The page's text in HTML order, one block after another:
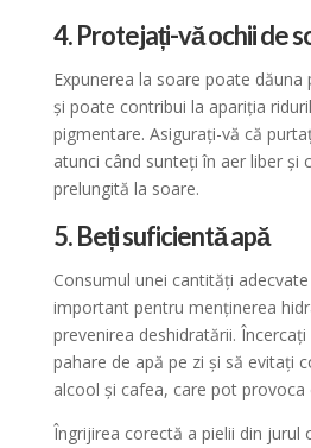
4. Protejați-vă ochii de
Expunerea la soare poate dăuna
și poate contribui la apariția
pigmentare. Asigurați-vă că
atunci când sunteți în aer liber și
prelungită la soare.
5. Beți suficientă apă
Consumul unei cantități
important pentru menținerea
prevenirea deshidratării.
pahare de apă pe zi și să evitați
alcool și cafea, care pot provoca
Îngrijirea corectă a pielii din jurul